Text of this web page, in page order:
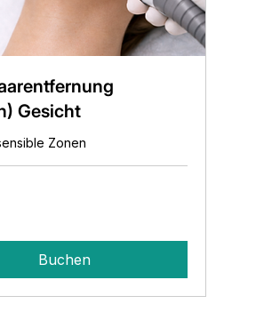
Gesicht
Zonen
Buchen